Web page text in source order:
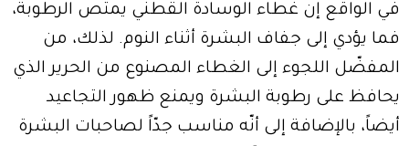
في الواقع إن غطاء الوسادة القطني يمتص الرطوبة،
فما يؤدي إلى جفاف البشرة أثناء النوم. لذلك، من
المفضّل اللجوء إلى الغطاء المصنوع من الحرير الذي
يحافظ على رطوبة البشرة ويمنع ظهور التجاعيد
أيضاً، بالإضافة إلى أنّه مناسب جدّاً لصاحبات البشرة